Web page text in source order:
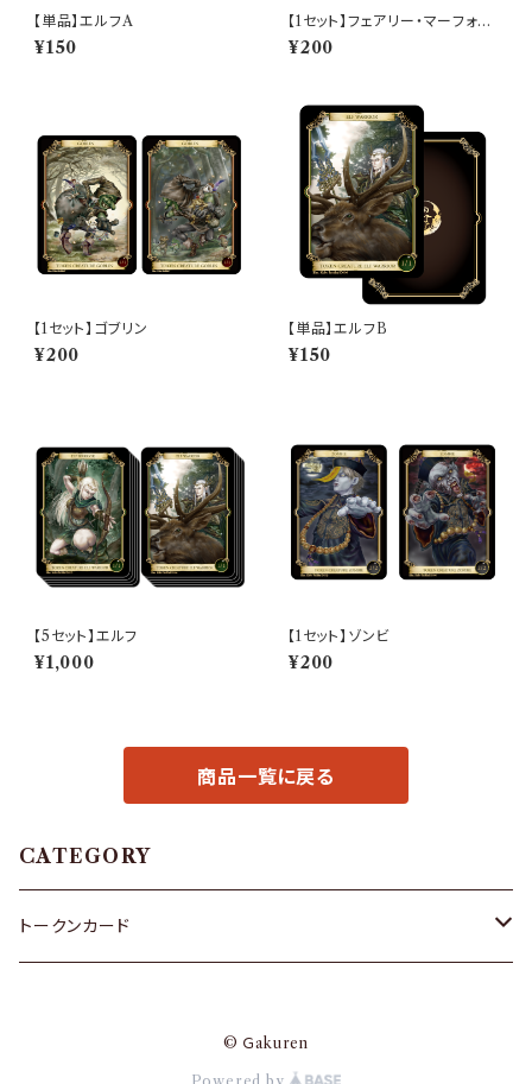
【単品】エルフA
¥150
【1セット】フェアリー・マーフォー
ク
¥200
【1セット】ゴブリン
¥200
【単品】エルフB
¥150
【5セット】エルフ
¥1,000
【1セット】ゾンビ
¥200
商品一覧に戻る
CATEGORY
トークンカード
© Ｇakuren